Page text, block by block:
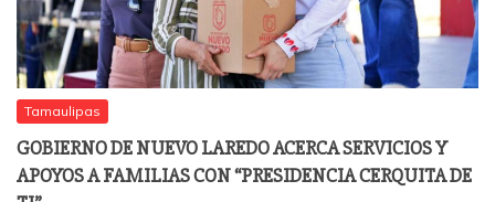
Tamaulipas
GOBIERNO DE NUEVO LAREDO ACERCA SERVICIOS Y
APOYOS A FAMILIAS CON “PRESIDENCIA CERQUITA DE